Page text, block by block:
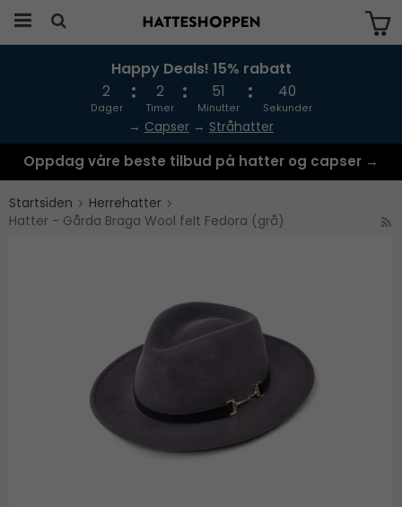
Produktet har blitt lagt til i handlekurven
Happy Deals! 15% rabatt
2
Dager
2
Timer
51
Minutter
40
Sekunder
→ Capser → Stråhatter
Oppdag våre beste tilbud på hatter og capser →
Startsiden
Herrehatter
Hatter - Gårda Braga Wool felt Fedora (grå)